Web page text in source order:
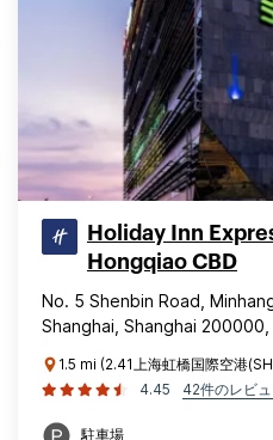
Holiday Inn
Hongqiao CBD
No. 5 Shenbin Road,
Shanghai, Shanghai 200000,
1.5 mi (2.41上海虹橋国際空港
4.45
42件のレビ
駐車場